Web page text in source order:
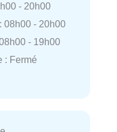
- 20h00
08h00 - 20h00
- 19h00
: Fermé